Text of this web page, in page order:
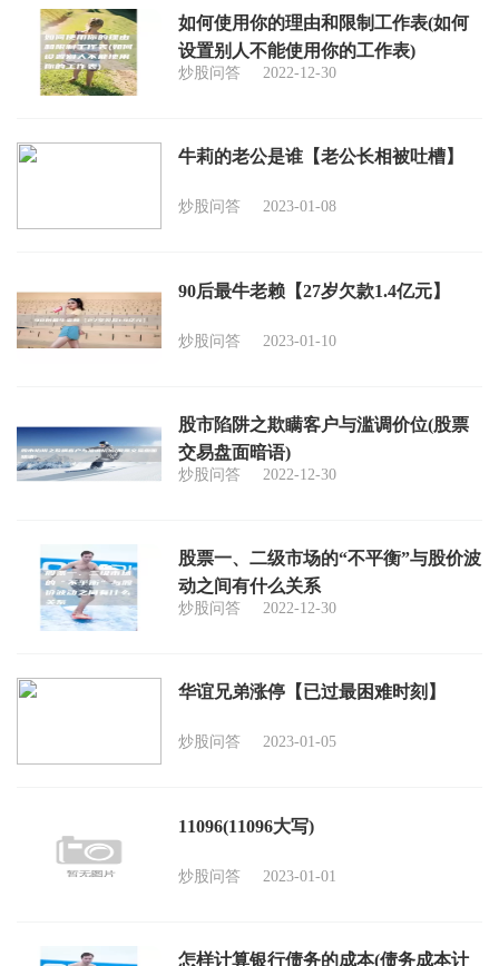
如何使用你的理由和限制工作表(如何
设置别人不能使用你的工作表)
炒股问答 2022-12-30
牛莉的老公是谁【老公长相被吐槽】
炒股问答 2023-01-08
90后最牛老赖【27岁欠款1.4亿元】
炒股问答 2023-01-10
股市陷阱之欺瞒客户与滥调价位(股票
交易盘面暗语)
炒股问答 2022-12-30
股票一、二级市场的“不平衡”与股价波
动之间有什么关系
炒股问答 2022-12-30
华谊兄弟涨停【已过最困难时刻】
炒股问答 2023-01-05
11096(11096大写)
炒股问答 2023-01-01
怎样计算银行债务的成本(债务成本计